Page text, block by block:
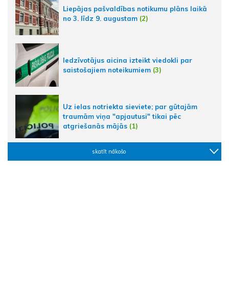
Liepājas pašvaldības notikumu plāns laikā
no 3. līdz 9. augustam (2)
Iedzīvotājus aicina izteikt viedokli par
saistošajiem noteikumiem (3)
Uz ielas notriekta sieviete; par gūtajām
traumām viņa "apjautusi" tikai pēc
atgriešanās mājās (1)
skatīt nākošo